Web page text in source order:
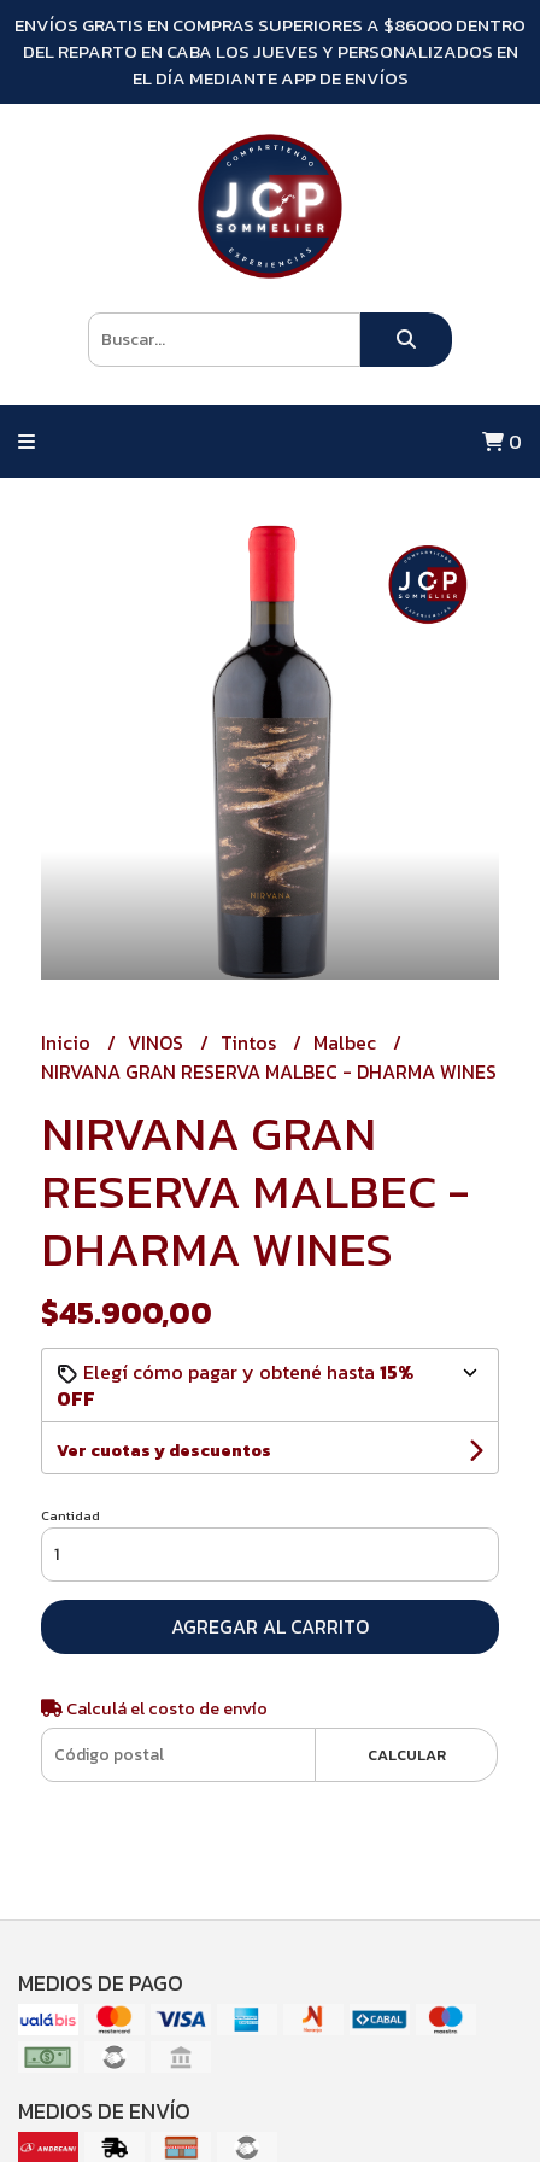
ENVÍOS GRATIS EN COMPRAS SUPERIORES A $86000 DENTRO
DEL REPARTO EN CABA LOS JUEVES Y PERSONALIZADOS EN
EL DÍA MEDIANTE APP DE ENVÍOS
0
Inicio VINOS Tintos
Malbec
NIRVANA GRAN RESERVA MALBEC - DHARMA WINES
NIRVANA GRAN
RESERVA MALBEC -
DHARMA WINES
$45.900,00
Elegí cómo pagar y obtené hasta 15%
OFF
Ver cuotas y descuentos
Cantidad
AGREGAR AL CARRITO
Calculá el costo de envío
CALCULAR
MEDIOS DE PAGO
MEDIOS DE ENVÍO